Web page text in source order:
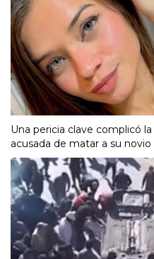
Una pericia clave complicó
acusada de matar a su novio